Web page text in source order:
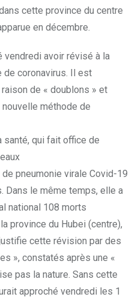
cette province du centre
en décembre.
vendredi avoir révisé à la
de coronavirus. Il est
de « doublons » et
nouvelle méthode de
santé, qui fait office de
pneumonie virale Covid-19
Dans le même temps, elle a
national 108 morts
province du Hubei (centre),
cette révision par des
», constatés après une «
pas la nature. Sans cette
approché vendredi les 1